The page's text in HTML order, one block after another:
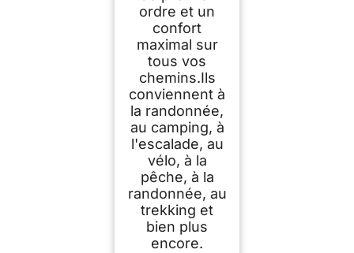
ordre et un
confort
maximal sur
tous vos
chemins.Ils
conviennent à
la randonnée,
au camping, à
l'escalade, au
vélo, à la
pêche, à la
randonnée, au
trekking et
bien plus
encore.